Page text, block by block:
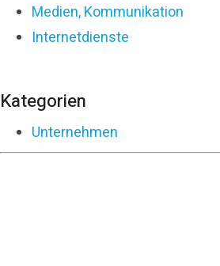
Medien, Kommunikation
Internetdienste
Kategorien
Unternehmen